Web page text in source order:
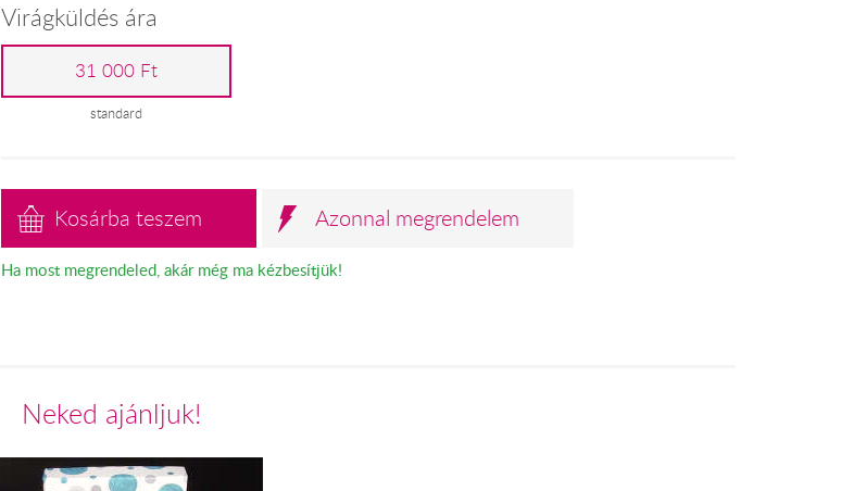
Virágküldés ára
31 000 Ft
standard
Kosárba teszem Azonnal megrendelem
Ha most megrendeled, akár még ma kézbesítjük!
Neked ajánljuk!